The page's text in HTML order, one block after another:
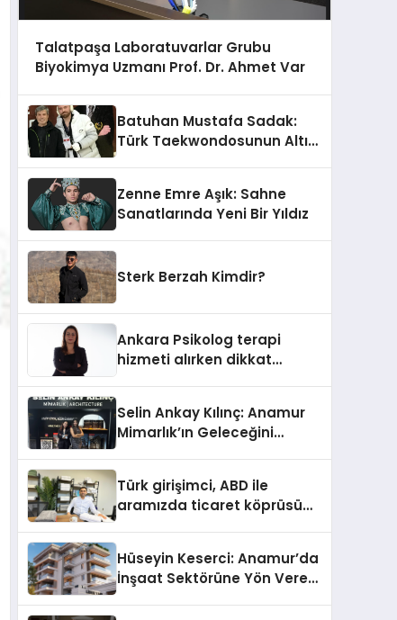
Talatpaşa Laboratuvarlar Grubu
Biyokimya Uzmanı Prof. Dr. Ahmet Var
Batuhan Mustafa Sadak:
Türk Taekwondosunun Altın
Zenne Emre Aşık: Sahne
Sanatlarında Yeni Bir Yıldız
Sterk Berzah Kimdir?
Ankara Psikolog terapi
hizmeti alırken dikkat
Selin Ankay Kılınç: Anamur
Mimarlık’ın Geleceğini
Türk girişimci, ABD ile
aramızda ticaret köprüsü
Hüseyin Keserci: Anamur’da
İnşaat Sektörüne Yön Veren